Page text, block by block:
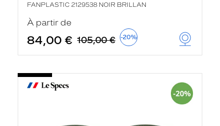
FANPLASTIC 2129538 NOIR BRILLAN
À partir de
84,00 € 105,00 € -20%